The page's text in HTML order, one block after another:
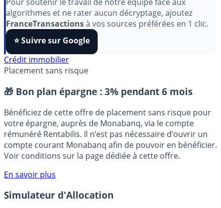
Pour soutenir le travail de notre équipe face aux
algorithmes et ne rater aucun décryptage, ajoutez
FranceTransactionsà vos sources préférées en 1 clic.
⭐️ Suivre sur Google
Placement sans risque
🎁 Bon plan épargne : 3% pendant 6 mois
Bénéficiez de cette offre de placement sans risque pour
votre épargne, auprès de Monabanq, via le compte
rémunéré Rentabilis. Il n’est pas nécessaire d’ouvrir un
Voir conditions sur la page dédiée à cette offre.
En savoir plus